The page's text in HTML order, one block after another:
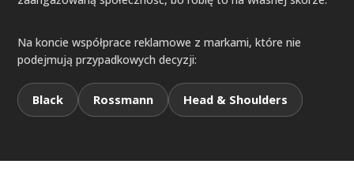
Na koncie współprace reklamowe z markami, które nie
podejmują przypadkowych decyzji:
Black Rossmann Head & Shoulders